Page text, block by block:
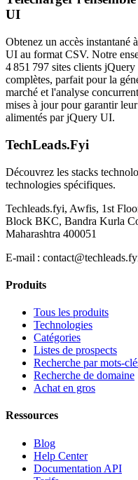
UI
Obtenez un accès instantané
UI au format CSV. Notre
4 851 797 sites clients
complètes, parfait pour la
marché et l'analyse
mises à jour pour garantir
alimentés par jQuery UI.
TechLeads.Fyi
Découvrez les stacks
technologies spécifiques.
Techleads.fyi, Awfis, 1st
Block BKC, Bandra Kurla
Maharashtra 400051
E‑mail :
Produits
Tous les produits
Technologies
Catégories
Listes de prospects
Recherche par mots-
Recherche de domaine
Achat en gros
Ressources
Blog
Help Center
Documentation API